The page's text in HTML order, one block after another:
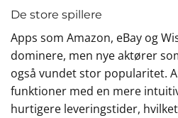
De store spillere
Apps som Amazon, eBay og
dominere, men nye aktører
også vundet stor popularitet.
funktioner med en mere
hurtigere leveringstider,